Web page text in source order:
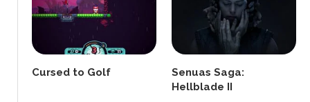
Cursed to Golf
Senuas Saga:
Hellblade II